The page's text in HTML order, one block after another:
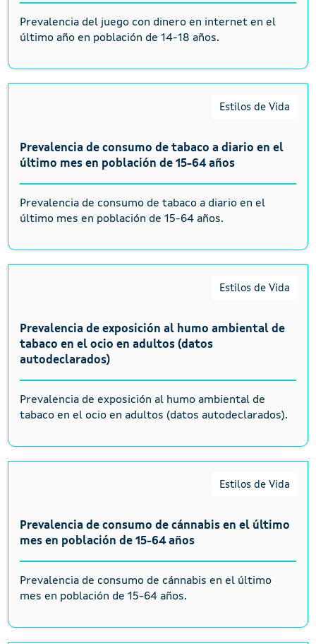
Prevalencia del juego con dinero en internet en el
último año en población de 14-18 años.
Estilos de Vida
Prevalencia de consumo de tabaco a diario en el
último mes en población de 15-64 años
Prevalencia de consumo de tabaco a diario en el
último mes en población de 15-64 años.
Estilos de Vida
Prevalencia de exposición al humo ambiental de
tabaco en el ocio en adultos (datos
autodeclarados)
Prevalencia de exposición al humo ambiental de
tabaco en el ocio en adultos (datos autodeclarados).
Estilos de Vida
Prevalencia de consumo de cánnabis en el último
mes en población de 15-64 años
Prevalencia de consumo de cánnabis en el último
mes en población de 15-64 años.